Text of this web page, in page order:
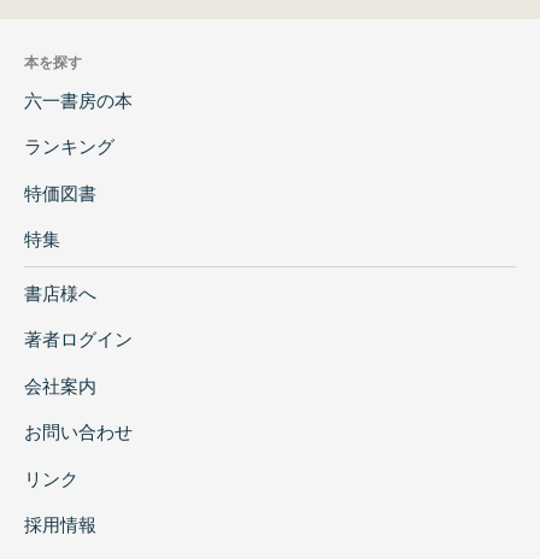
本を探す
六一書房の本
ランキング
特価図書
特集
書店様へ
著者ログイン
会社案内
お問い合わせ
リンク
採用情報